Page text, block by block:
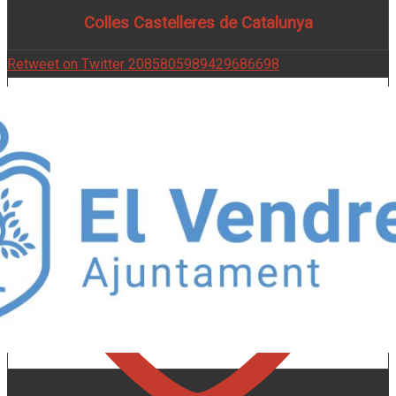
Retweet on Twitter 2085805989429686698
Colles Castelleres de Catalunya